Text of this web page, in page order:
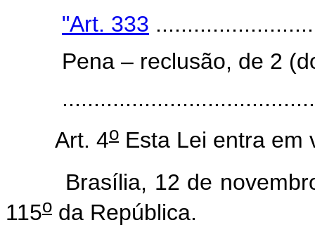
"Art. 333
Pena – reclusão, de 2
Art. 4o Esta Lei entra em
Brasília, 12 de novembro
115o da República.